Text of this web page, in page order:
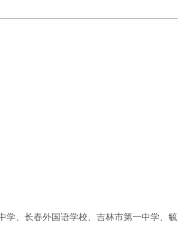
学、长春外国语学校、吉林市第一中学、毓